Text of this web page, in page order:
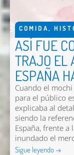
COMIDA,
ASÍ FUE
TRAJO EL
ESPAÑA
Cuando el
para el público
explicaba al
siendo la
España, frente a
inundado el
Sigue leyendo →